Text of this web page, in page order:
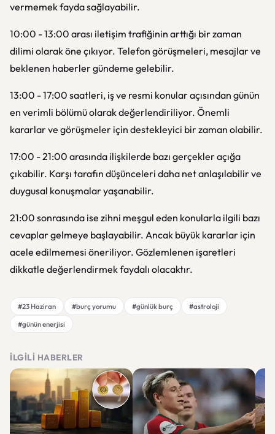
vermemek fayda sağlayabilir.
10:00 - 13:00 arası iletişim trafiğinin arttığı bir zaman
dilimi olarak öne çıkıyor. Telefon görüşmeleri, mesajlar ve
beklenen haberler gündeme gelebilir.
13:00 - 17:00 saatleri, iş ve resmi konular açısından günün
en verimli bölümü olarak değerlendiriliyor. Önemli
kararlar ve görüşmeler için destekleyici bir zaman olabilir.
17:00 - 21:00 arasında ilişkilerde bazı gerçekler açığa
çıkabilir. Karşı tarafın düşünceleri daha net anlaşılabilir ve
duygusal konuşmalar yaşanabilir.
21:00 sonrasında ise zihni meşgul eden konularla ilgili bazı
cevaplar gelmeye başlayabilir. Ancak büyük kararlar için
acele edilmemesi öneriliyor. Gözlemlenen işaretleri
dikkatle değerlendirmek faydalı olacaktır.
#23 Haziran #burç yorumu #günlük burç
#astroloji
#günün enerjisi
İLGILI HABERLER